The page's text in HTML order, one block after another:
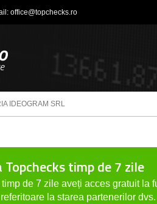
office@topchecks.ro
IDEOGRAM SRL
timp de 7 zile
de 7 zile aveți acces gratuit la
la starea partenerilor